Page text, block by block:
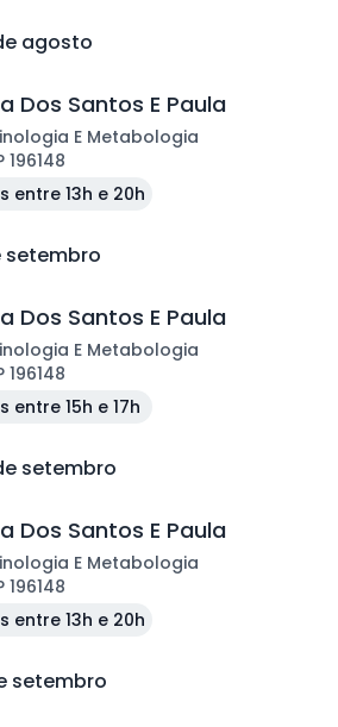
agosto
Dos Santos E Paula
E Metabologia
196148
entre 13h e 20h
setembro
Dos Santos E Paula
E Metabologia
196148
entre 15h e 17h
setembro
Dos Santos E Paula
E Metabologia
196148
entre 13h e 20h
setembro